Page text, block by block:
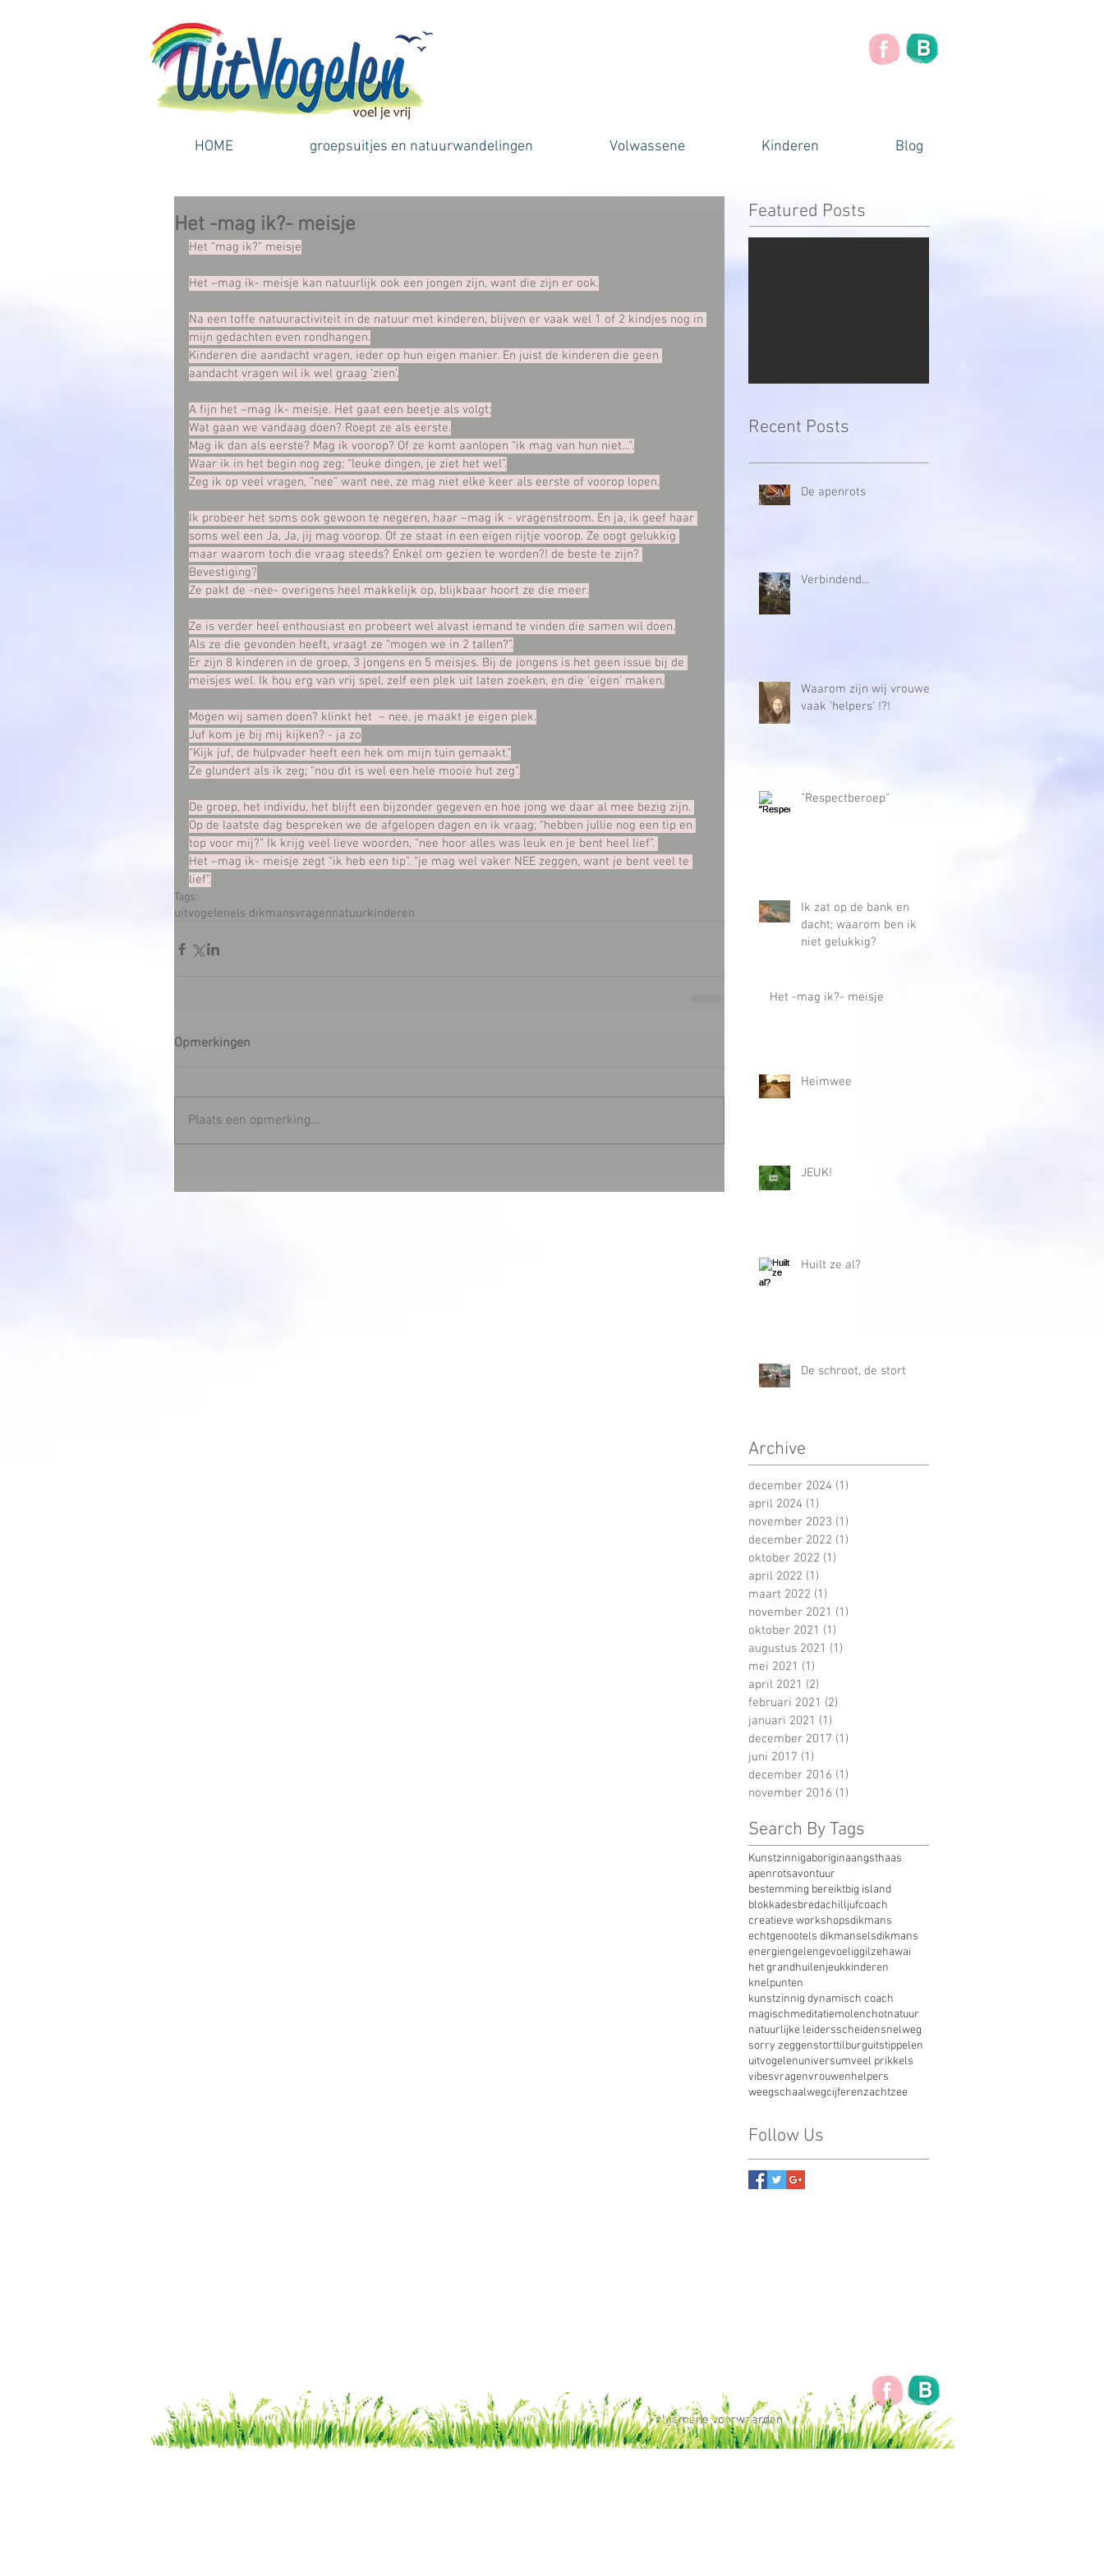
HOME groepsuitjes en natuurwandelingen Volwassene Kinderen Blog
Het -mag ik?- meisje
Het “mag ik?” meisje
Het –mag ik- meisje kan natuurlijk ook een jongen zijn, want die zijn er ook.
Na een toffe natuuractiviteit in de natuur met kinderen, blijven er vaak wel 1 of 2 kindjes nog in
mijn gedachten even rondhangen.
Kinderen die aandacht vragen, ieder op hun eigen manier. En juist de kinderen die geen
aandacht vragen wil ik wel graag ‘zien’.
A fijn het –mag ik- meisje. Het gaat een beetje als volgt;
Wat gaan we vandaag doen? Roept ze als eerste.
Mag ik dan als eerste? Mag ik voorop? Of ze komt aanlopen “ik mag van hun niet…”.
Waar ik in het begin nog zeg; “leuke dingen, je ziet het wel”.
Zeg ik op veel vragen, ”nee” want nee, ze mag niet elke keer als eerste of voorop lopen.
Ik probeer het soms ook gewoon te negeren, haar –mag ik - vragenstroom. En ja, ik geef haar
soms wel een Ja, Ja, jij mag voorop. Of ze staat in een eigen rijtje voorop. Ze oogt gelukkig
maar waarom toch die vraag steeds? Enkel om gezien te worden?! de beste te zijn?
Bevestiging?
Ze pakt de -nee- overigens heel makkelijk op, blijkbaar hoort ze die meer.
Ze is verder heel enthousiast en probeert wel alvast iemand te vinden die samen wil doen.
Als ze die gevonden heeft, vraagt ze “mogen we in 2 tallen?”.
Er zijn 8 kinderen in de groep, 3 jongens en 5 meisjes. Bij de jongens is het geen issue bij de
meisjes wel. Ik hou erg van vrij spel, zelf een plek uit laten zoeken, en die ’eigen’ maken.
Mogen wij samen doen? klinkt het  – nee, je maakt je eigen plek.
Juf kom je bij mij kijken? - ja zo
“Kijk juf, de hulpvader heeft een hek om mijn tuin gemaakt.”
Ze glundert als ik zeg; “nou dit is wel een hele mooie hut zeg”.
De groep, het individu, het blijft een bijzonder gegeven en hoe jong we daar al mee bezig zijn.
Op de laatste dag bespreken we de afgelopen dagen en ik vraag; “hebben jullie nog een tip en
top voor mij?” Ik krijg veel lieve woorden, “nee hoor alles was leuk en je bent heel lief”.
Het –mag ik- meisje zegt “ik heb een tip”. “je mag wel vaker NEE zeggen, want je bent veel te
lief”.
Tags:
uitvogelenels dikmansvragennatuurkinderen
Opmerkingen
Plaats een opmerking...
Featured Posts
Recent Posts
De apenrots
Verbindend...
Waarom zijn wij vrouwen
vaak 'helpers' !?!
"Respectberoep"
Ik zat op de bank en
dacht; waarom ben ik
niet gelukkig?
Het -mag ik?- meisje
Heimwee
JEUK!
Huilt ze al?
De schroot, de stort
Archive
december 2024 (1)
april 2024 (1)
november 2023 (1)
december 2022 (1)
oktober 2022 (1)
april 2022 (1)
maart 2022 (1)
november 2021 (1)
oktober 2021 (1)
augustus 2021 (1)
mei 2021 (1)
april 2021 (2)
februari 2021 (2)
januari 2021 (1)
december 2017 (1)
juni 2017 (1)
december 2016 (1)
november 2016 (1)
Search By Tags
Kunstzinnigaboriginaangsthaas
apenrotsavontuur
bestemming bereiktbig island
blokkadesbredachilljufcoach
creatieve workshopsdikmans
echtgenootels dikmanselsdikmans
energiengelengevoeliggilzehawai
het grandhuilenjeukkinderen
knelpunten
kunstzinnig dynamisch coach
magischmeditatiemolenchotnatuur
natuurlijke leidersscheidensnelweg
sorry zeggenstorttilburguitstippelen
uitvogelenuniversumveel prikkels
vibesvragenvrouwenhelpers
weegschaalwegcijferenzachtzee
Follow Us
Algemene voorwaardenPrivacyUitvogelen © 2018
algemene voorwaarden